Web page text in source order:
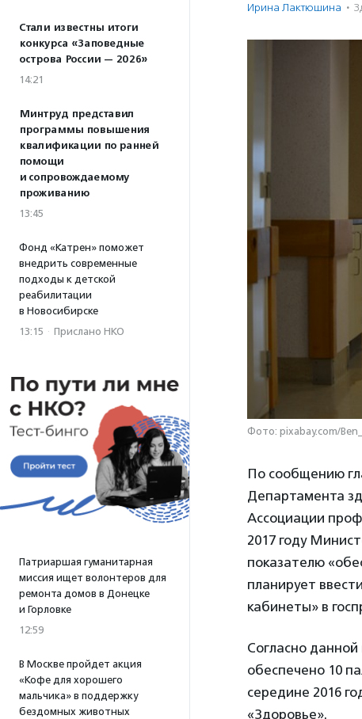
Стали известны итоги
конкурса «Заповедные
острова России — 2026»
14:21
Минтруд представил
программы повышения
квалификации по ранней
помощи
и сопровождаемому
проживанию
13:45
Фонд «Катрен» поможет
внедрить современные
подходы к детской
реабилитации
в Новосибирске
13:15 · Прислано НКО
Патриаршая гуманитарная
миссия ищет волонтеров для
ремонта домов в Донецке
и Горловке
12:59
В Москве пройдет акция
«Кофе для хорошего
мальчика» в поддержку
бездомных животных
Ирина Лактюшина ·
Фото: pixabay.com/
По сообщению
Департамента
Ассоциации
2017 году
показателю
планирует
кабинеты» в
Согласно данной
обеспечено 10
середине 2016
«Здоровье».